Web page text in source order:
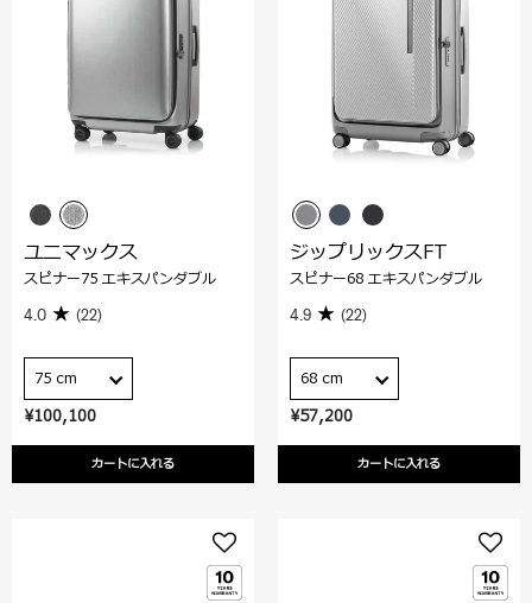
¥100,100
カートに入れる
ユニマックス
スピナー75 エキスパンダブル
4.0 (22)
75 cm
¥57,200
カートに入れる
ジップリックスFT
スピナー68 エキスパンダブル
4.9 (22)
68 cm